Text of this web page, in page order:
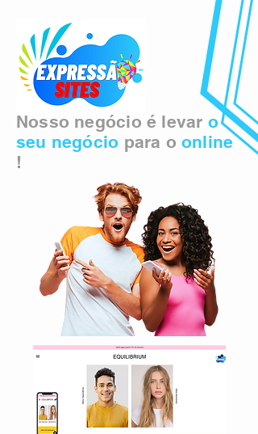
Nosso negócio é levar o
seu negócio para o online
!